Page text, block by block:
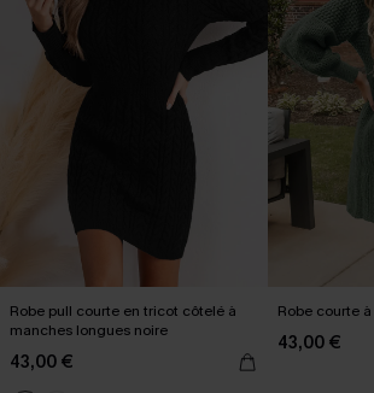
Robe pull courte en tricot côtelé à
manches longues noire
43,00 €
Robe courte
43,00 €